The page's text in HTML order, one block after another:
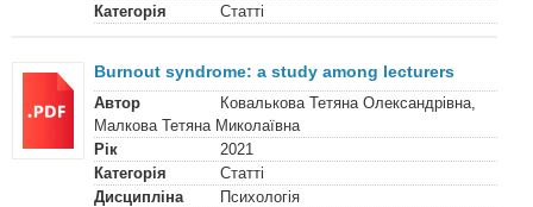
Категорія
Статті
Burnout syndrome: a study among lecturers
Автор
Ковалькова Тетяна Олександрівна,
Малкова Тетяна Миколаївна
Рік
2021
Категорія
Статті
Дисципліна
Психологія